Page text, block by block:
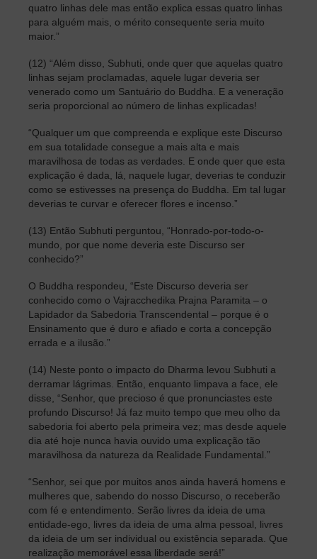
quatro linhas dele mas então explica essas quatro linhas
para alguém mais, o mérito consequente seria muito
maior.”
(12) “Além disso, Subhuti, onde quer que aquelas quatro
linhas sejam proclamadas, aquele lugar deveria ser
venerado como um Santuário do Buddha. E a veneração
seria proporcional ao número de linhas explicadas!
“Qualquer um que compreenda e explique este Discurso
em sua totalidade consegue a mais alta e mais
maravilhosa de todas as verdades. E onde quer que esta
explicação é dada, lá, naquele lugar, deverias te conduzir
como se estivesses na presença do Buddha. Em tal lugar
deverias te curvar e oferecer flores e incenso.”
(13) Então Subhuti perguntou, “Honrado-por-todo-o-
mundo, por que nome deveria este Discurso ser
conhecido?”
O Buddha respondeu, “Este Discurso deveria ser
conhecido como o Vajracchedika Prajna Paramita – o
Lapidador da Sabedoria Transcendental – porque é o
Ensinamento que é duro e afiado e corta a concepção
errada e a ilusão.”
(14) Neste ponto o impacto do Dharma levou Subhuti a
derramar lágrimas. Então, enquanto limpava a face, ele
disse, “Senhor, que precioso é que pronunciastes este
profundo Discurso! Já faz muito tempo que meu olho da
sabedoria foi aberto pela primeira vez; mas desde aquele
dia até hoje nunca havia ouvido uma explicação tão
maravilhosa da natureza da Realidade Fundamental.”
“Senhor, sei que por muitos anos ainda haverá homens e
mulheres que, sabendo do nosso Discurso, o receberão
com fé e entendimento. Serão livres da ideia de uma
entidade-ego, livres da ideia de uma alma pessoal, livres
da ideia de um ser individual ou existência separada. Que
realização memorável essa liberdade será!”